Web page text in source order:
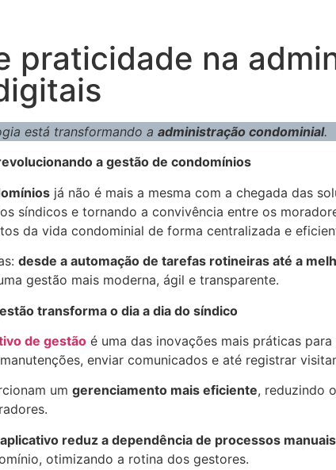
praticidade na
está transformando a administração condominial.
a gestão de condomínios
já não é mais a mesma com a chegada das
síndicos e tornando a convivência entre os
da vida condominial de forma centralizada e
desde a automação de tarefas rotineiras até a
gestão mais moderna, ágil e transparente.
transforma o dia a dia do síndico
de gestão é uma das inovações mais práticas para
enviar comunicados e até registrar
um gerenciamento mais eficiente, reduzindo
reduz a dependência de processos
otimizando a rotina dos gestores.